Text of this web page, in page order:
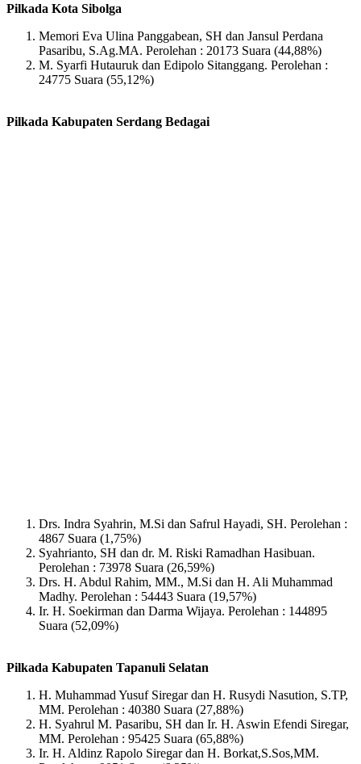
Pilkada Kota Sibolga
Memori Eva Ulina Panggabean, SH dan Jansul Perdana
Pasaribu, S.Ag.MA. Perolehan : 20173 Suara (44,88%)
M. Syarfi Hutauruk dan Edipolo Sitanggang. Perolehan :
24775 Suara (55,12%)
Pilkada Kabupaten Serdang Bedagai
Drs. Indra Syahrin, M.Si dan Safrul Hayadi, SH. Perolehan :
4867 Suara (1,75%)
Syahrianto, SH dan dr. M. Riski Ramadhan Hasibuan.
Perolehan : 73978 Suara (26,59%)
Drs. H. Abdul Rahim, MM., M.Si dan H. Ali Muhammad
Madhy. Perolehan : 54443 Suara (19,57%)
Ir. H. Soekirman dan Darma Wijaya. Perolehan : 144895
Suara (52,09%)
Pilkada Kabupaten Tapanuli Selatan
H. Muhammad Yusuf Siregar dan H. Rusydi Nasution, S.TP,
MM. Perolehan : 40380 Suara (27,88%)
H. Syahrul M. Pasaribu, SH dan Ir. H. Aswin Efendi Siregar,
MM. Perolehan : 95425 Suara (65,88%)
Ir. H. Aldinz Rapolo Siregar dan H. Borkat,S.Sos,MM.